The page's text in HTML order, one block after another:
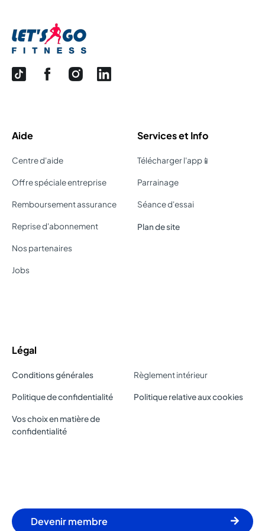
Aide
Centre d'aide
Offre spéciale entreprise
Remboursement assurance
Reprise d'abonnement
Nos partenaires
Jobs
Services et Info
Télécharger l'app📱
Parrainage
Séance d'essai
Plan de site
Légal
Conditions générales Règlement intérieur
Politique de confidentialité Politique relative aux cookies
Vos choix en matière de
confidentialité
Devenir membre